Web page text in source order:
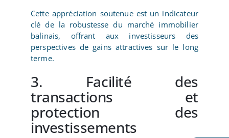
Cette appréciation soutenue est un indicateur
clé de la robustesse du marché immobilier
balinais, offrant aux investisseurs des
perspectives de gains attractives sur le long
terme.
3. Facilité des
transactions et
protection des
investissements